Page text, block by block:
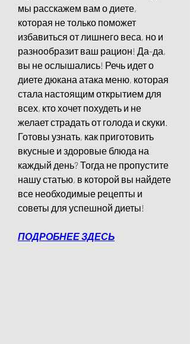
мы расскажем вам о диете,
которая не только поможет
избавиться от лишнего веса, но и
разнообразит ваш рацион! Да-да,
вы не ослышались! Речь идет о
диете дюкана атака меню, которая
стала настоящим открытием для
всех, кто хочет похудеть и не
желает страдать от голода и скуки.
Готовы узнать, как приготовить
вкусные и здоровые блюда на
каждый день? Тогда не пропустите
нашу статью, в которой вы найдете
все необходимые рецепты и
советы для успешной диеты!
ПОДРОБНЕЕ ЗДЕСЬ